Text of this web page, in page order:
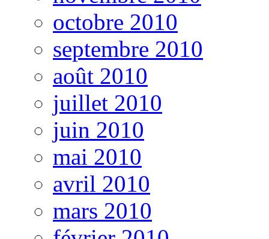
octobre 2010
septembre 2010
août 2010
juillet 2010
juin 2010
mai 2010
avril 2010
mars 2010